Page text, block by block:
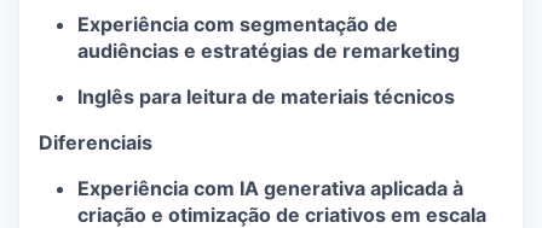
Experiência com segmentação de
audiências e estratégias de remarketing
Inglês para leitura de materiais técnicos
Diferenciais
Experiência com IA generativa aplicada à
criação e otimização de criativos em escala